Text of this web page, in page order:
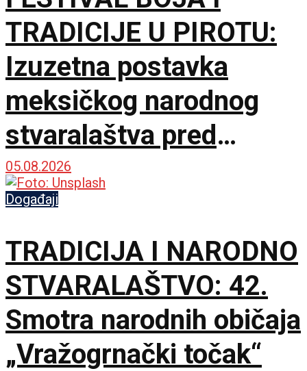
TRADICIJE U PIROTU:
Izuzetna postavka
meksičkog narodnog
stvaralaštva pred
lokalnom publikom
05.08.2026
Događaji
TRADICIJA I NARODNO
STVARALAŠTVO: 42.
Smotra narodnih običaja
„Vražogrnački točak“